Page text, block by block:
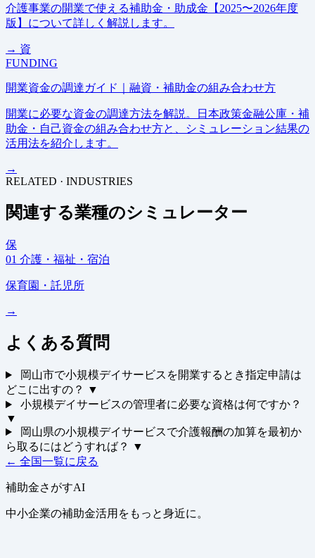
介護事業の開業で使える補助金・助成金【2025〜2026年度
版】について詳しく解説します。
→ 資
FUNDING
開業資金の調達ガイド｜融資・補助金の組み合わせ方
開業に必要な資金の調達方法を解説。日本政策金融公庫・補
助金・自己資金の組み合わせ方と、シミュレーション結果の
活用法を紹介します。
→
RELATED · INDUSTRIES
関連する業種のシミュレーター
保
01 介護・福祉・宿泊
保育園・託児所
→
よくある質問
岡山市で小規模デイサービスを開業するとき指定申請は
どこに出すの？
▼
小規模デイサービスの管理者に必要な資格は何ですか？
▼
岡山県の小規模デイサービスで介護報酬の加算を最初か
ら取るにはどうすれば？
▼
← 全国一覧に戻る
補助金さがすAI
中小企業の補助金活用をもっと身近に。